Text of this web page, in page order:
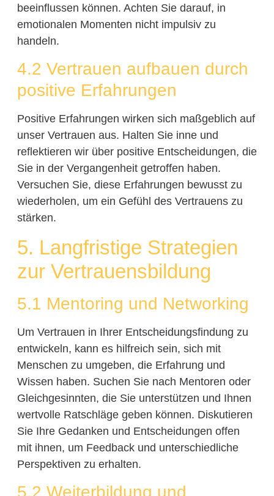
beeinflussen können. Achten Sie darauf, in
emotionalen Momenten nicht impulsiv zu
handeln.
4.2 Vertrauen aufbauen durch
positive Erfahrungen
Positive Erfahrungen wirken sich maßgeblich auf
unser Vertrauen aus. Halten Sie inne und
reflektieren wir über positive Entscheidungen, die
Sie in der Vergangenheit getroffen haben.
Versuchen Sie, diese Erfahrungen bewusst zu
wiederholen, um ein Gefühl des Vertrauens zu
stärken.
5. Langfristige Strategien
zur Vertrauensbildung
5.1 Mentoring und Networking
Um Vertrauen in Ihrer Entscheidungsfindung zu
entwickeln, kann es hilfreich sein, sich mit
Menschen zu umgeben, die Erfahrung und
Wissen haben. Suchen Sie nach Mentoren oder
Gleichgesinnten, die Sie unterstützen und Ihnen
wertvolle Ratschläge geben können. Diskutieren
Sie Ihre Gedanken und Entscheidungen offen
mit ihnen, um Feedback und unterschiedliche
Perspektiven zu erhalten.
5.2 Weiterbildung und